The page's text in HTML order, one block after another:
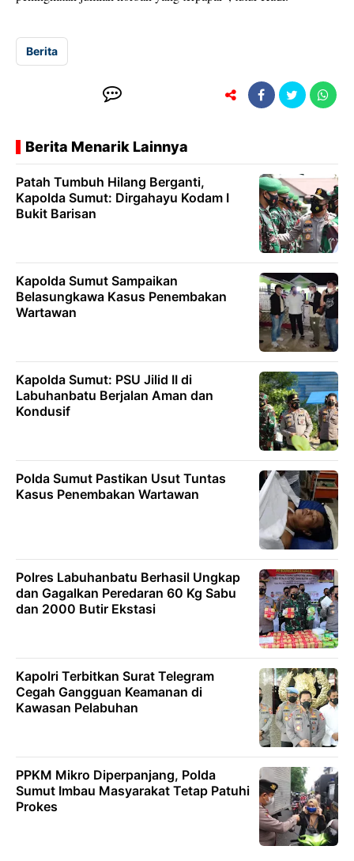
Berita
Berita Menarik Lainnya
Patah Tumbuh Hilang Berganti,
Kapolda Sumut: Dirgahayu Kodam I
Bukit Barisan
Kapolda Sumut Sampaikan
Belasungkawa Kasus Penembakan
Wartawan
Kapolda Sumut: PSU Jilid II di
Labuhanbatu Berjalan Aman dan
Kondusif
Polda Sumut Pastikan Usut Tuntas
Kasus Penembakan Wartawan
Polres Labuhanbatu Berhasil Ungkap
dan Gagalkan Peredaran 60 Kg Sabu
dan 2000 Butir Ekstasi
Kapolri Terbitkan Surat Telegram
Cegah Gangguan Keamanan di
Kawasan Pelabuhan
PPKM Mikro Diperpanjang, Polda
Sumut Imbau Masyarakat Tetap Patuhi
Prokes